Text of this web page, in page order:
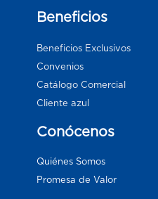
Beneficios
Beneficios Exclusivos
Convenios
Catálogo Comercial
Cliente azul
Conócenos
Quiénes Somos
Promesa de Valor